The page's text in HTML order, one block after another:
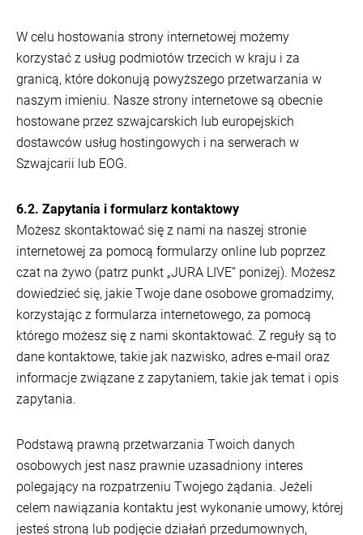
W celu hostowania strony internetowej możemy
korzystać z usług podmiotów trzecich w kraju i za
granicą, które dokonują powyższego przetwarzania w
naszym imieniu. Nasze strony internetowe są obecnie
hostowane przez szwajcarskich lub europejskich
dostawców usług hostingowych i na serwerach w
Szwajcarii lub EOG.
6.2. Zapytania i formularz kontaktowy
Możesz skontaktować się z nami na naszej stronie
internetowej za pomocą formularzy online lub poprzez
czat na żywo (patrz punkt „JURA LIVE” poniżej). Możesz
dowiedzieć się, jakie Twoje dane osobowe gromadzimy,
korzystając z formularza internetowego, za pomocą
którego możesz się z nami skontaktować. Z reguły są to
dane kontaktowe, takie jak nazwisko, adres e-mail oraz
informacje związane z zapytaniem, takie jak temat i opis
zapytania.
Podstawą prawną przetwarzania Twoich danych
osobowych jest nasz prawnie uzasadniony interes
polegający na rozpatrzeniu Twojego żądania. Jeżeli
celem nawiązania kontaktu jest wykonanie umowy, której
jesteś stroną lub podjęcie działań przedumownych,